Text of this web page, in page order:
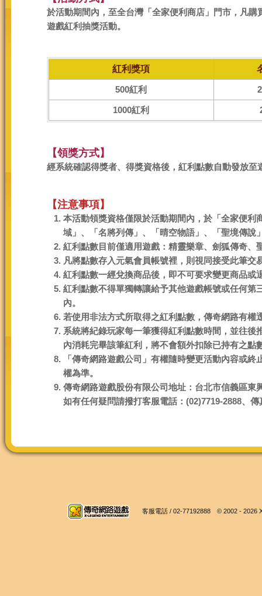
於活動期間內，至全台灣「全家便利商店」門市，凡
遊戲紅利抽獎活動。
紅利獎項
500紅利
1000紅利
【領獎方式】
經系統確認得獎者、得獎資格後，紅利點數自動發放至
【注意事項】
本活動領獎資格僅限於活動期間內，於「全家便
域」、「名將列傳」、「晴空物語」、「聖境傳
紅利點數目前僅適用遊戲：精靈樂章、劍狐傳奇、
凡將點數存入元氣會員帳號裡，則視同接受此筆
紅利點數一經兌換商品後，即不可要求變更商品
紅利點數不得單獨轉讓給予其他遊戲帳號或任何
內。
若使用非法方式所取得之紅利點數，傳奇網路有權
系統將紀錄玩家每一筆獲得紅利點數時間，並往
內消耗完畢該筆紅利，將不會額外扣除已持有之點
「傳奇網路遊戲公司」有權隨時變更活動內容或
權為準。
傳奇網路遊戲股份有限公司地址：台北市信義區東
如有任何疑問請撥打客服電話：(02)7719-2888、
客服電話 / 02-77192888 © 2002 - 2026